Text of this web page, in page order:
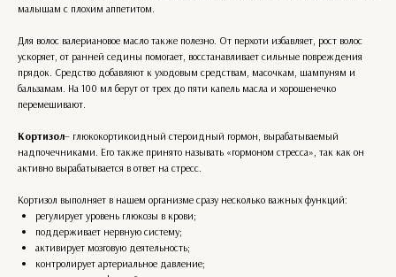
малышам с плохим аппетитом.
Для волос валериановое масло также полезно. От перхоти избавляет, рост волос
ускоряет, от ранней седины помогает, восстанавливает сильные повреждения
прядок. Средство добавляют к уходовым средствам, масочкам, шампуням и
бальзамам. На 100 мл берут от трех до пяти капель масла и хорошенечко
перемешивают.
Кортизол– глюкокортикоидный стероидный гормон, вырабатываемый
надпочечниками. Его также принято называть «гормоном стресса», так как он
активно вырабатывается в ответ на стресс.
Кортизол выполняет в нашем организме сразу несколько важных функций:
регулирует уровень глюкозы в крови;
поддерживает нервную систему;
активирует мозговую деятельность;
контролирует артериальное давление;